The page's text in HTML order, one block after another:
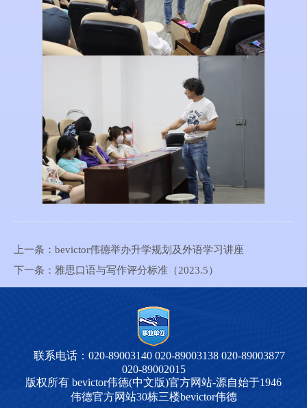
上一条： bevictor伟德举办升学规划及外语学习讲座
下一条： 雅思口语与写作评分标准（2023.5）
联系电话：020-89003140 020-89003138 020-89003877
020-89002015
版权所有 bevictor伟德(中文版)官方网站-源自始于1946
伟德官方网站30栋三楼bevictor伟德